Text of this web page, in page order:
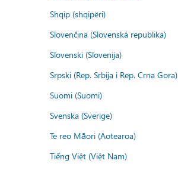
Shqip (shqipëri)
Slovenčina (Slovenská republika)
Slovenski (Slovenija)
Srpski (Rep. Srbija i Rep. Crna Gora)
Suomi (Suomi)
Svenska (Sverige)
Te reo Māori (Aotearoa)
Tiếng Việt (Việt Nam)